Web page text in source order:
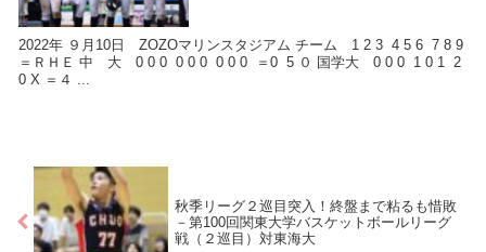
2022年 ９月10日 ZOZOマリンスタジアム チーム 1 2 3 4 5 6 7 8 9
＝ＲＨＥ 中 大 0 0 0 0 0 0 0 0 0 ＝0 5 ０ 国学大 0 0 0 1 0 1 2
0 X ＝４ ...
秋季リーグ２巡目突入！終盤まで粘るも惜敗
－第100回関東大学バスケットボールリーグ
戦（２巡目）対東海大